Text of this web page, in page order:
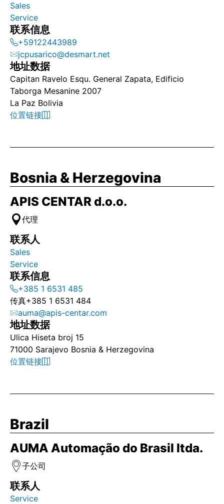
Sales
Service
联系信息
+59122443989
jcpusarico@desmart.net
地址数据
Capitan Ravelo Esqu. General Zapata, Edificio
Taborga Mesanine 2007
La Paz Bolivia
位置链接
Bosnia & Herzegovina
APIS CENTAR d.o.o.
代理
联系人
Sales
Service
联系信息
+385 1 6531 485
传真+385 1 6531 484
auma@apis-centar.com
地址数据
Ulica Hiseta broj 15
71000 Sarajevo Bosnia & Herzegovina
位置链接
Brazil
AUMA Automação do Brasil ltda.
子公司
联系人
Service